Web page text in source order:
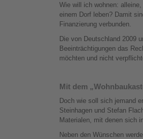
Wie will ich wohnen:
einem Dorf leben? Damit
Finanzierung verbunden.
Die von Deutschland 2009
Beeinträchtigungen das
möchten und nicht
Mit dem
Doch wie soll sich jemand
Steinhagen und Stefan Flach-
Materialen, mit denen sich
Neben den Wünschen